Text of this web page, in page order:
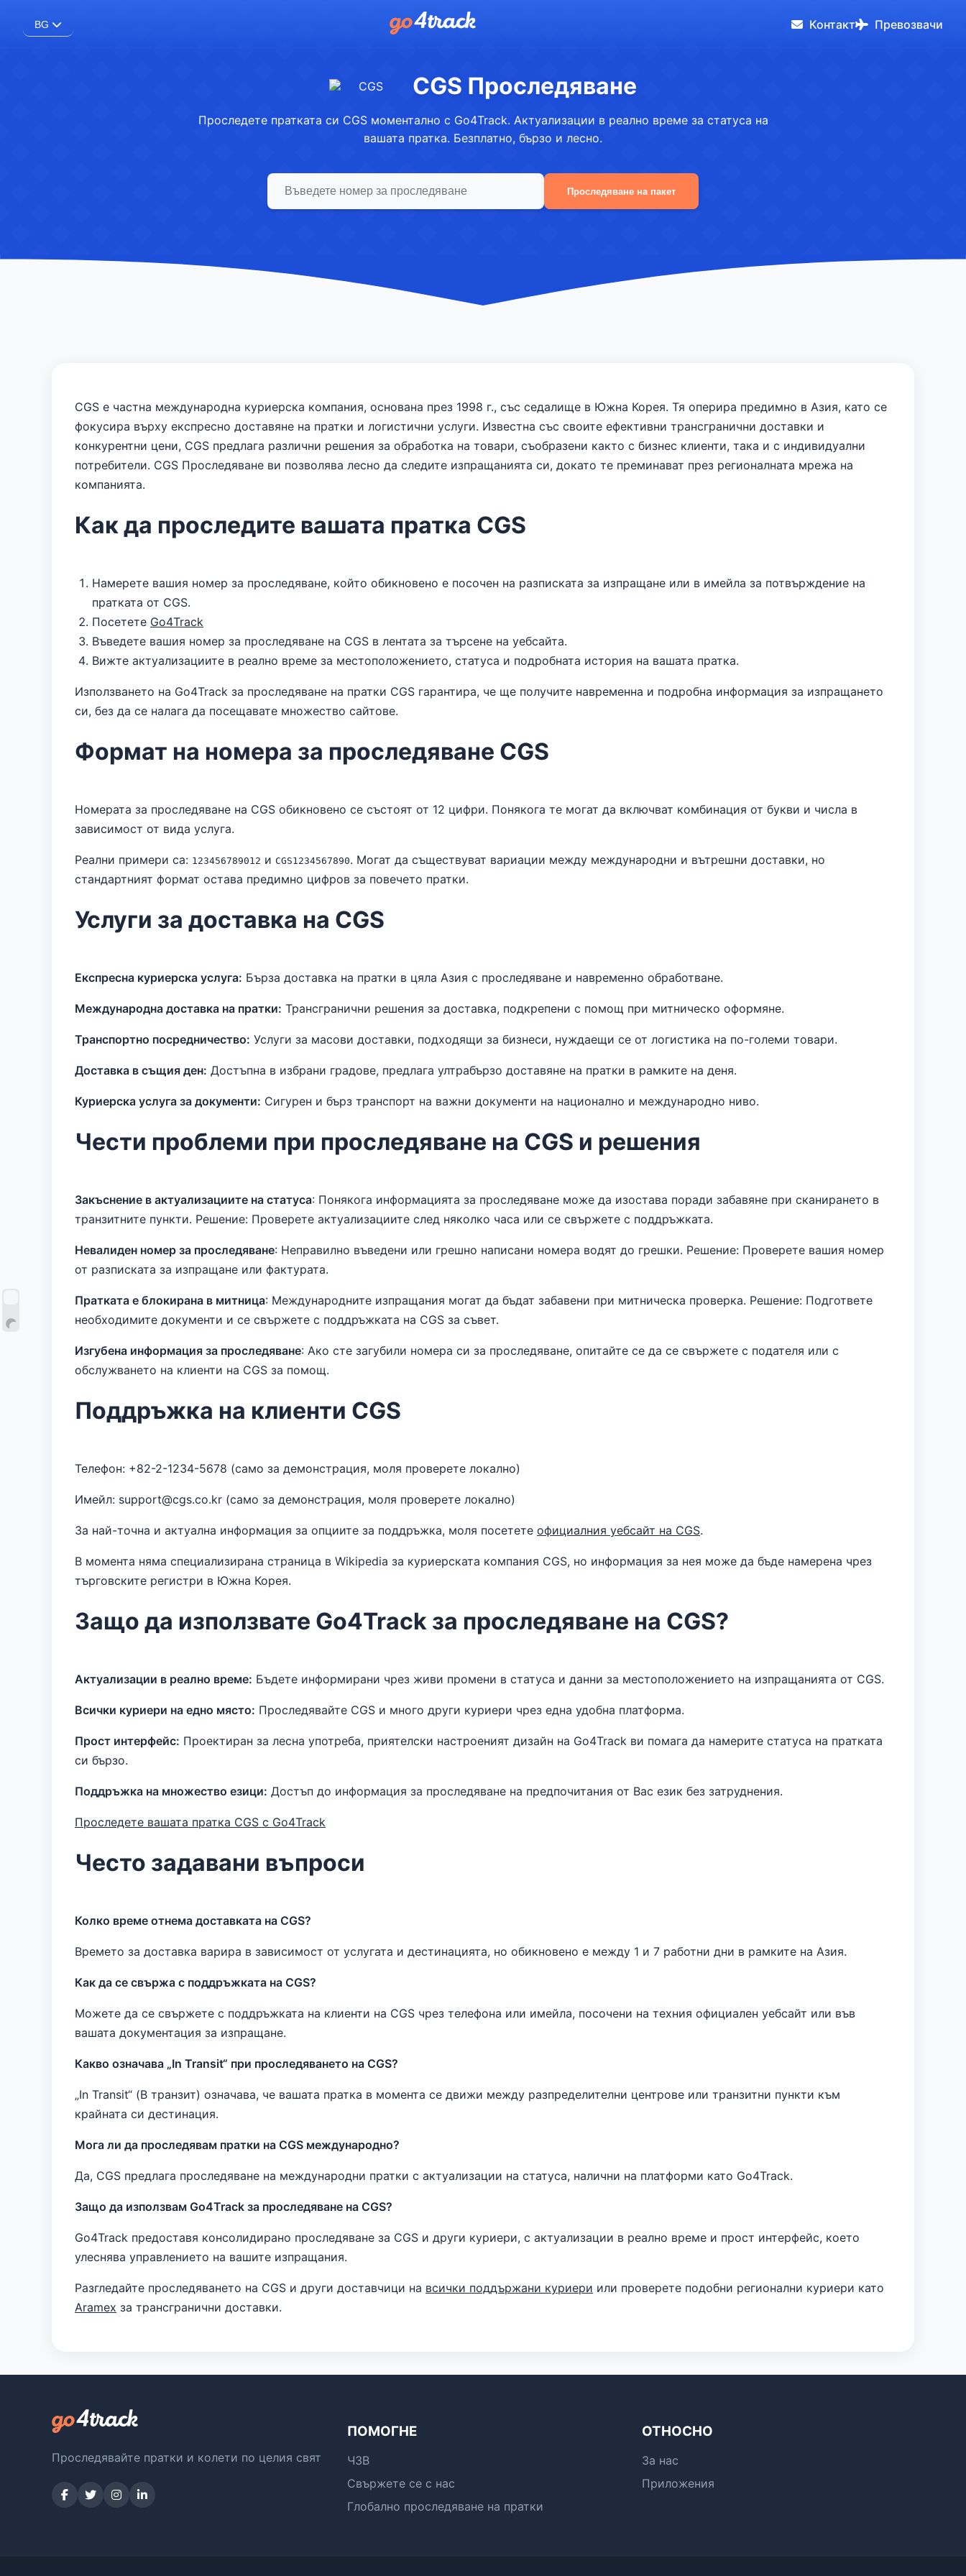
BG Контакт Превозвачи
CGS Проследяване
Проследете пратката си CGS моментално с Go4Track. Актуализации в реално време за статуса на
вашата пратка. Безплатно, бързо и лесно.
Проследяване на пакет
CGS е частна международна куриерска компания, основана през 1998 г., със седалище в Южна Корея. Тя оперира предимно в Азия, като се
фокусира върху експресно доставяне на пратки и логистични услуги. Известна със своите ефективни трансгранични доставки и
конкурентни цени, CGS предлага различни решения за обработка на товари, съобразени както с бизнес клиенти, така и с индивидуални
потребители. CGS Проследяване ви позволява лесно да следите изпращанията си, докато те преминават през регионалната мрежа на
компанията.
Как да проследите вашата пратка CGS
Намерете вашия номер за проследяване, който обикновено е посочен на разписката за изпращане или в имейла за потвърждение на
пратката от CGS.
Посетете Go4Track
Въведете вашия номер за проследяване на CGS в лентата за търсене на уебсайта.
Вижте актуализациите в реално време за местоположението, статуса и подробната история на вашата пратка.
Използването на Go4Track за проследяване на пратки CGS гарантира, че ще получите навременна и подробна информация за изпращането
си, без да се налага да посещавате множество сайтове.
Формат на номера за проследяване CGS
Номерата за проследяване на CGS обикновено се състоят от 12 цифри. Понякога те могат да включват комбинация от букви и числа в
зависимост от вида услуга.
Реални примери са: 123456789012 и CGS1234567890. Могат да съществуват вариации между международни и вътрешни доставки, но
стандартният формат остава предимно цифров за повечето пратки.
Услуги за доставка на CGS
Експресна куриерска услуга: Бърза доставка на пратки в цяла Азия с проследяване и навременно обработване.
Международна доставка на пратки: Трансгранични решения за доставка, подкрепени с помощ при митническо оформяне.
Транспортно посредничество: Услуги за масови доставки, подходящи за бизнеси, нуждаещи се от логистика на по-големи товари.
Доставка в същия ден: Достъпна в избрани градове, предлага ултрабързо доставяне на пратки в рамките на деня.
Куриерска услуга за документи: Сигурен и бърз транспорт на важни документи на национално и международно ниво.
Чести проблеми при проследяване на CGS и решения
Закъснение в актуализациите на статуса: Понякога информацията за проследяване може да изостава поради забавяне при сканирането в
транзитните пункти. Решение: Проверете актуализациите след няколко часа или се свържете с поддръжката.
Невалиден номер за проследяване: Неправилно въведени или грешно написани номера водят до грешки. Решение: Проверете вашия номер
от разписката за изпращане или фактурата.
Пратката е блокирана в митница: Международните изпращания могат да бъдат забавени при митническа проверка. Решение: Подгответе
необходимите документи и се свържете с поддръжката на CGS за съвет.
Изгубена информация за проследяване: Ако сте загубили номера си за проследяване, опитайте се да се свържете с подателя или с
обслужването на клиенти на CGS за помощ.
Поддръжка на клиенти CGS
Телефон: +82-2-1234-5678 (само за демонстрация, моля проверете локално)
Имейл: support@cgs.co.kr (само за демонстрация, моля проверете локално)
За най-точна и актуална информация за опциите за поддръжка, моля посетете официалния уебсайт на CGS.
В момента няма специализирана страница в Wikipedia за куриерската компания CGS, но информация за нея може да бъде намерена чрез
търговските регистри в Южна Корея.
Защо да използвате Go4Track за проследяване на CGS?
Актуализации в реално време: Бъдете информирани чрез живи промени в статуса и данни за местоположението на изпращанията от CGS.
Всички куриери на едно място: Проследявайте CGS и много други куриери чрез една удобна платформа.
Прост интерфейс: Проектиран за лесна употреба, приятелски настроеният дизайн на Go4Track ви помага да намерите статуса на пратката
си бързо.
Поддръжка на множество езици: Достъп до информация за проследяване на предпочитания от Вас език без затруднения.
Проследете вашата пратка CGS с Go4Track
Често задавани въпроси
Колко време отнема доставката на CGS?
Времето за доставка варира в зависимост от услугата и дестинацията, но обикновено е между 1 и 7 работни дни в рамките на Азия.
Как да се свържа с поддръжката на CGS?
Можете да се свържете с поддръжката на клиенти на CGS чрез телефона или имейла, посочени на техния официален уебсайт или във
вашата документация за изпращане.
Какво означава „In Transit“ при проследяването на CGS?
„In Transit“ (В транзит) означава, че вашата пратка в момента се движи между разпределителни центрове или транзитни пункти към
крайната си дестинация.
Мога ли да проследявам пратки на CGS международно?
Да, CGS предлага проследяване на международни пратки с актуализации на статуса, налични на платформи като Go4Track.
Защо да използвам Go4Track за проследяване на CGS?
Go4Track предоставя консолидирано проследяване за CGS и други куриери, с актуализации в реално време и прост интерфейс, което
улеснява управлението на вашите изпращания.
Разгледайте проследяването на CGS и други доставчици на всички поддържани куриери или проверете подобни регионални куриери като
Aramex за трансгранични доставки.
Проследявайте пратки и колети по целия свят
ПОМОГНЕ
ЧЗВ
Свържете се с нас
Глобално проследяване на пратки
ОТНОСНО
За нас
Приложения